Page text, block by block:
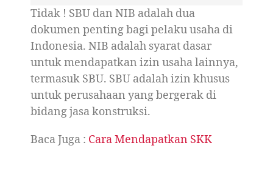
Tidak ! SBU dan NIB adalah dua
dokumen penting bagi pelaku usaha di
Indonesia. NIB adalah syarat dasar
untuk mendapatkan izin usaha lainnya,
termasuk SBU. SBU adalah izin khusus
untuk perusahaan yang bergerak di
bidang jasa konstruksi.
Baca Juga : Cara Mendapatkan SKK